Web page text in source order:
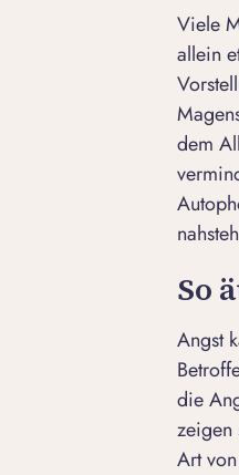
Viele
allein
dem
So
Angst
die
zeigen
Art